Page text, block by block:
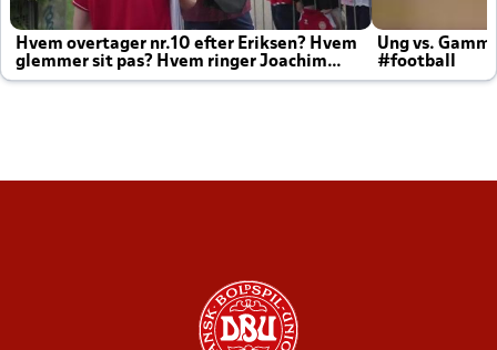
Hvem overtager nr.10 efter Eriksen? Hvem
glemmer sit pas? Hvem ringer Joachim
altid til efter kampe?
Ung vs.
#football